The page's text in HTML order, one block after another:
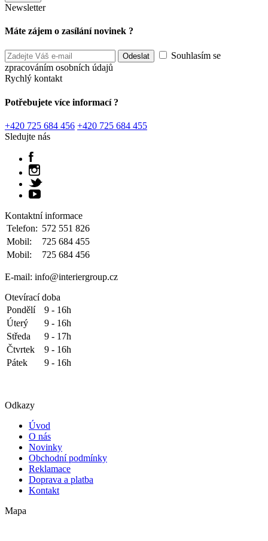
Newsletter
Máte zájem o zasílání novinek ?
Souhlasím se
zpracováním osobních údajů
Rychlý kontakt
Potřebujete více informací ?
+420 725 684 456 +420 725 684 455
Sledujte nás
Kontaktní informace
Telefon: 572 551 826
Mobil:
725 684 455
Mobil:
725 684 456
E-mail: info@interiergroup.cz
Otevírací doba
Pondělí
9 - 16h
Úterý
9 - 16h
Středa
9 - 17h
Čtvrtek
9 - 16h
Pátek
9 - 16h
Odkazy
Úvod
O nás
Novinky
Obchodní podmínky
Reklamace
Doprava a platba
Kontakt
Mapa